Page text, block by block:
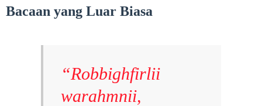
Bacaan yang Luar Biasa
“Robbighfirlii
warahmnii,